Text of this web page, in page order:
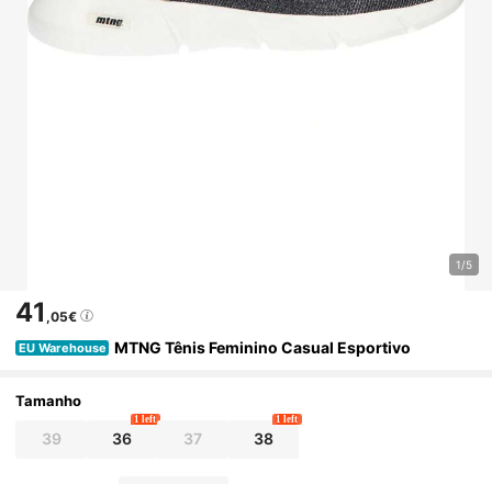
1/5
41 ,05€
EU Warehouse MTNG Tênis Feminino Casual Esportivo
Tamanho
39 36
1 left
37 38
1 left